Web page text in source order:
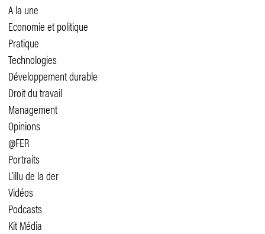
A la une
Economie et politique
Pratique
Technologies
Développement durable
Droit du travail
Management
Opinions
@FER
Portraits
L'illu de la der
Vidéos
Podcasts
Kit Média